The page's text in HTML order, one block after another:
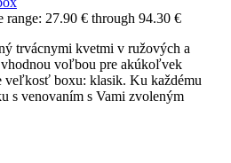
range: 27.90 € through 94.30 €
trvácnymi kvetmi v ružových a
voľbou pre akúkoľvek
veľkosť boxu: klasik. Ku každému
s venovaním s Vami zvoleným